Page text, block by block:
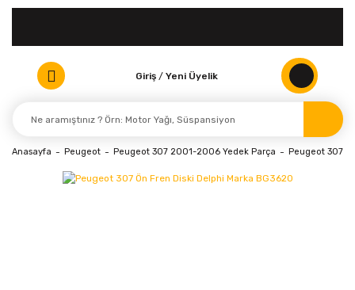
Giriş / Yeni Üyelik
Anasayfa Peugeot Peugeot 307 2001-2006 Yedek Parça Peugeot 307